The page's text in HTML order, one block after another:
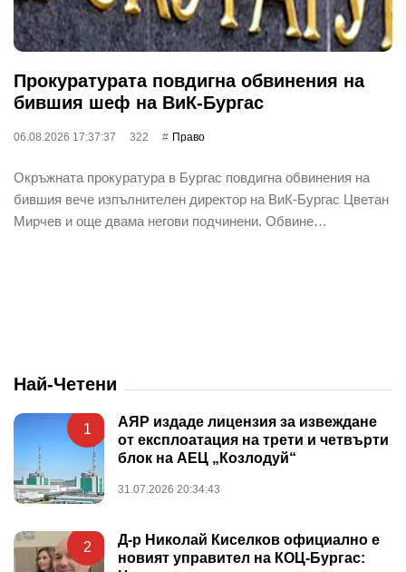
Прокуратурата повдигна обвинения на
бившия шеф на ВиК-Бургас
06.08.2026 17:37:37 322 Право
Окръжната прокуратура в Бургас повдигна обвинения на
бившия вече изпълнителен директор на ВиК-Бургас Цветан
Мирчев и още двама негови подчинени. Обвине…
Най-Четени
1
АЯР издаде лицензия за извеждане
от експлоатация на трети и четвърти
блок на АЕЦ „Козлодуй“
31.07.2026 20:34:43
2
Д-р Николай Киселков официално е
новият управител на КОЦ-Бургас: